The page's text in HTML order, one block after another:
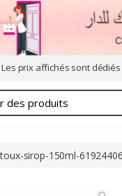
prix affichés sont dédiés
sirop-150ml-